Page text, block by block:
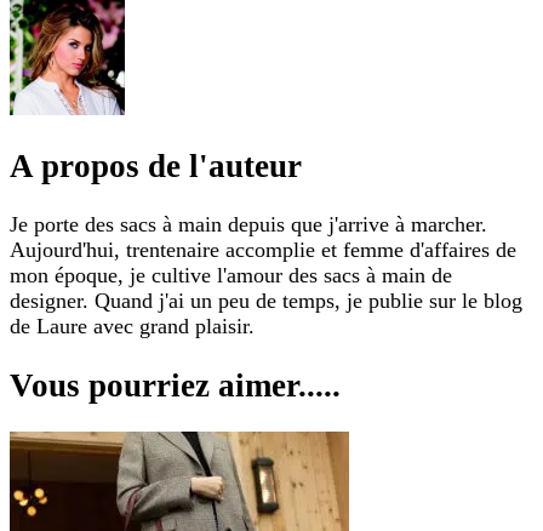
A propos de l'auteur
Je porte des sacs à main depuis que j'arrive à marcher.
Aujourd'hui, trentenaire accomplie et femme d'affaires de
mon époque, je cultive l'amour des sacs à main de
designer. Quand j'ai un peu de temps, je publie sur le blog
de Laure avec grand plaisir.
Vous pourriez aimer.....